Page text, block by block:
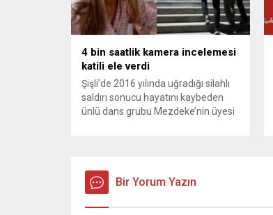
şarkıcı Çelik, Samsun’un İlkadım
ilçesinde çöpten kağıt toplayarak...
4 bin saatlik kamera incelemesi
katili ele verdi
Şişli’de 2016 yılında uğradığı silahlı
saldırı sonucu hayatını kaybeden
ünlü dans grubu Mezdeke’nin üyesi
ekipleri, cinayeti işlediğini itiraf eden
maktulün akrabası Bülent G. ile
azmettirici olduğu öne sürülen 2...
Bir Yorum Yazın